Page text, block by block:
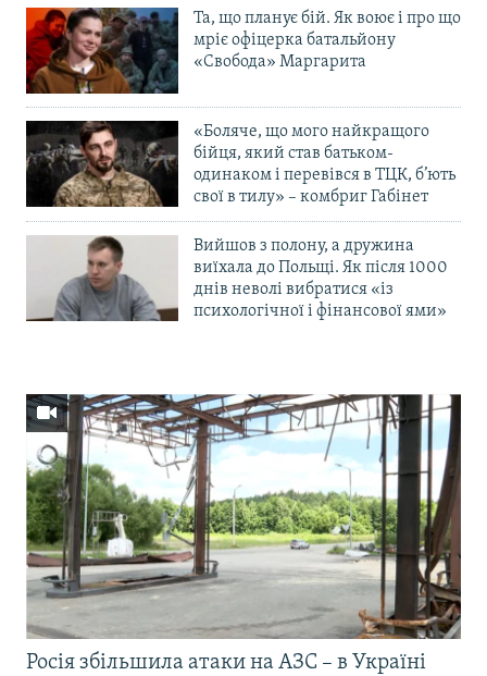
Та, що планує бій. Як воює і про що
мріє офіцерка батальйону
«Свобода» Маргарита
«Боляче, що мого найкращого
бійця, який став батьком-
одинаком і перевівся в ТЦК, б’ють
свої в тилу» – комбриг Габінет
Вийшов з полону, а дружина
виїхала до Польщі. Як після 1000
днів неволі вибратися «із
психологічної і фінансової ями»
Росія збільшила атаки на АЗС – в Україні